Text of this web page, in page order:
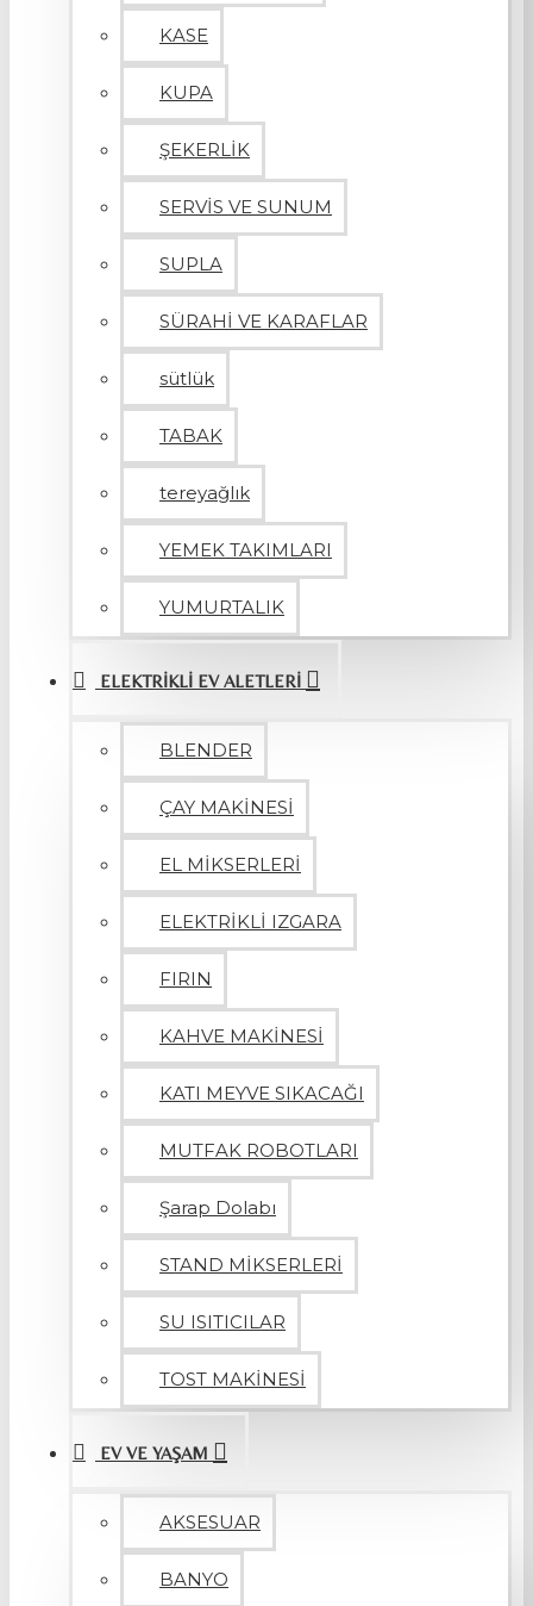
KASE
KUPA
ŞEKERLİK
SERVİS VE SUNUM
SUPLA
SÜRAHİ VE KARAFLAR
sütlük
TABAK
tereyağlık
YEMEK TAKIMLARI
YUMURTALIK
ELEKTRİKLİ EV ALETLERİ
BLENDER
ÇAY MAKİNESİ
EL MİKSERLERİ
ELEKTRİKLİ IZGARA
FIRIN
KAHVE MAKİNESİ
KATI MEYVE SIKACAĞI
MUTFAK ROBOTLARI
Şarap Dolabı
STAND MİKSERLERİ
SU ISITICILAR
TOST MAKİNESİ
EV VE YAŞAM
AKSESUAR
BANYO